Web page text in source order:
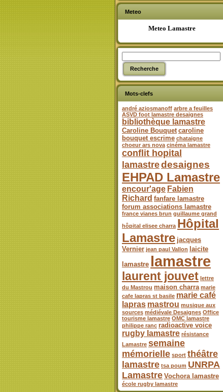
Meteo
Meteo Lamastre
Mots-clefs
andré aziosmanoff arbre a feuilles
ASVD foot lamastre desaignes
bibliothèque lamastre
Caroline Bouquet caroline
bouquet escrime chataigne
choeur ars nova cinéma lamastre
conflit hopital
lamastredesaignes
EHPAD Lamastre
encour'age Fabien
Richard fanfare lamastre
forum associations lamastre
france vianes brun guillaume grand
hôpital elisee charra Hôpital
Lamastre jacques
Vernier jean paul Vallon
laicite
lamastre lamastre
laurent jouvet lettre
du Mastrou maison charra marie
cafe lapras st basile marie café
lapras mastrou musique aux
sources médiévale Desaignes Office
tourisme lamastre OMC lamastre
philippe ranc radioactive voice
rugby lamastre résistance
Lamastre semaine
mémorielle sport théâtre
lamastre tsa poum UNRPA
Lamastre Vochora lamastre
école rugby lamastre